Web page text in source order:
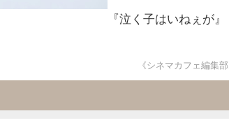
『泣く子はいねぇが』
《シネマカフェ編集